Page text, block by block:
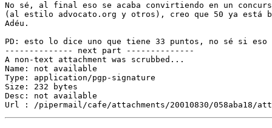
No sé, al final eso se acaba convirtiendo en un
(al estilo advocato.org y otros), creo que 50 ya está
Adéu.
PD: esto lo dice uno que tiene 33 puntos, no sé si
-------------- next part --------------
A non-text attachment was scrubbed...
Name: not available
Type: application/pgp-signature
Size: 232 bytes
Desc: not available